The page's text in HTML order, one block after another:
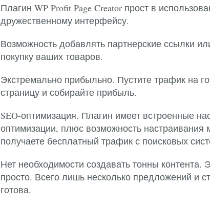
Плагин WP Profit Page Creator прост в
дружественному интерфейсу.
Возможность добавлять партнерские ссылки
покупку ваших товаров.
Экстремально прибыльно. Пустите трафик на
страницу и собирайте прибыль.
SEO-оптимизация. Плагин имеет встроенные
оптимизации, плюс возможность настраивания
получаете бесплатный трафик с поисковых
Нет необходимости создавать тонны контента.
просто. Всего лишь несколько предложений и
готова.